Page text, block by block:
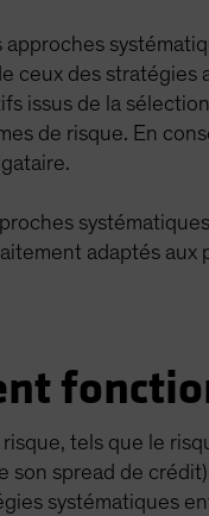
approches
ceux des stratégies
issus de la
de risque. En
adaptés
tels que le
son spread de
systématiques